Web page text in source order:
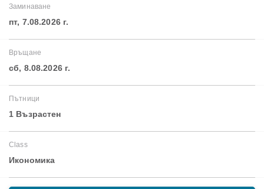
Заминаване
пт, 7.08.2026 г.
Връщане
сб, 8.08.2026 г.
Пътници
1 Възрастен
Class
Икономика